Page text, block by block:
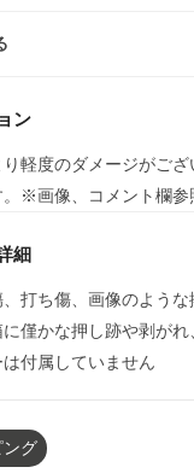
ン
軽度のダメージがご
。※画像、コメント欄参
細
打ち傷、画像のよう
僅かな押し跡や剥がれ
付属していません
ング